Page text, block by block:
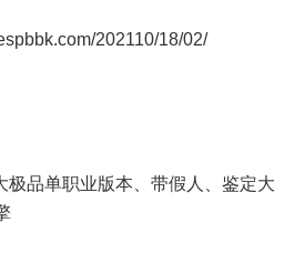
202110/18/02/
极品单职业版本、带假人、鉴定大